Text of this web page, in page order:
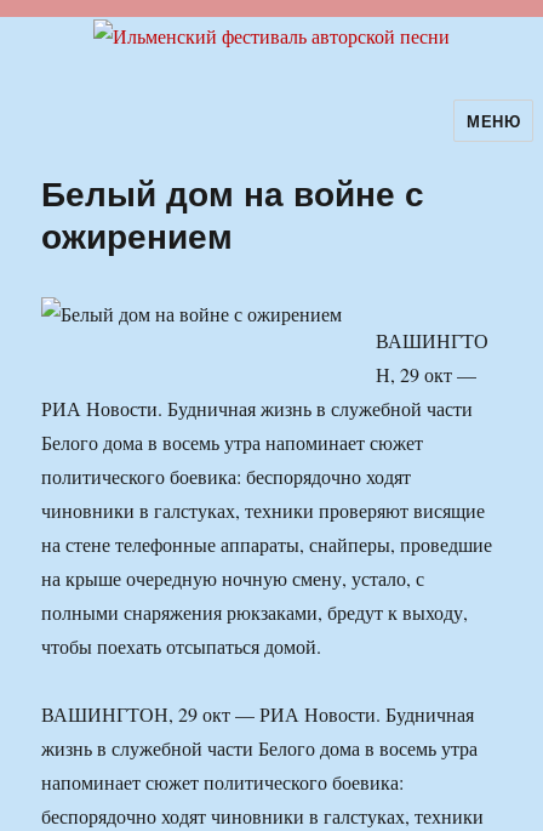
Ильменский фестиваль авторскойМЕНЮ
Белый дом на войне с
ожирением
ВАШИНГТО
Н, 29 окт —
РИА Новости. Будничная жизнь в служебной части
Белого дома в восемь утра напоминает сюжет
политического боевика: беспорядочно ходят
чиновники в галстуках, техники проверяют висящие
на стене телефонные аппараты, снайперы, проведшие
на крыше очередную ночную смену, устало, с
полными снаряжения рюкзаками, бредут к выходу,
чтобы поехать отсыпаться домой.
ВАШИНГТОН, 29 окт — РИА Новости. Будничная
жизнь в служебной части Белого дома в восемь утра
напоминает сюжет политического боевика:
беспорядочно ходят чиновники в галстуках, техники